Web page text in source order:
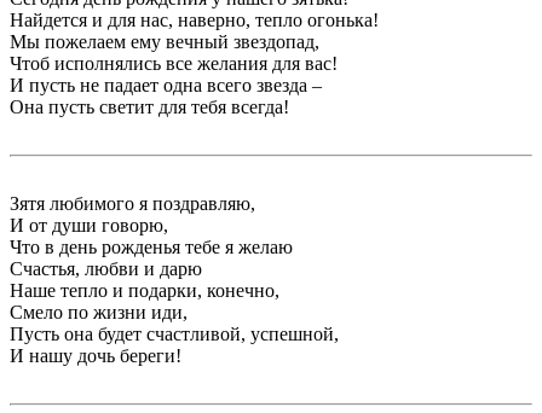
Найдется и для нас, наверно, тепло огонька!
Мы пожелаем ему вечный звездопад,
Чтоб исполнялись все желания для вас!
И пусть не падает одна всего звезда –
Она пусть светит для тебя всегда!
Зятя любимого я поздравляю,
И от души говорю,
Что в день рожденья тебе я желаю
Счастья, любви и дарю
Наше тепло и подарки, конечно,
Смело по жизни иди,
Пусть она будет счастливой, успешной,
И нашу дочь береги!